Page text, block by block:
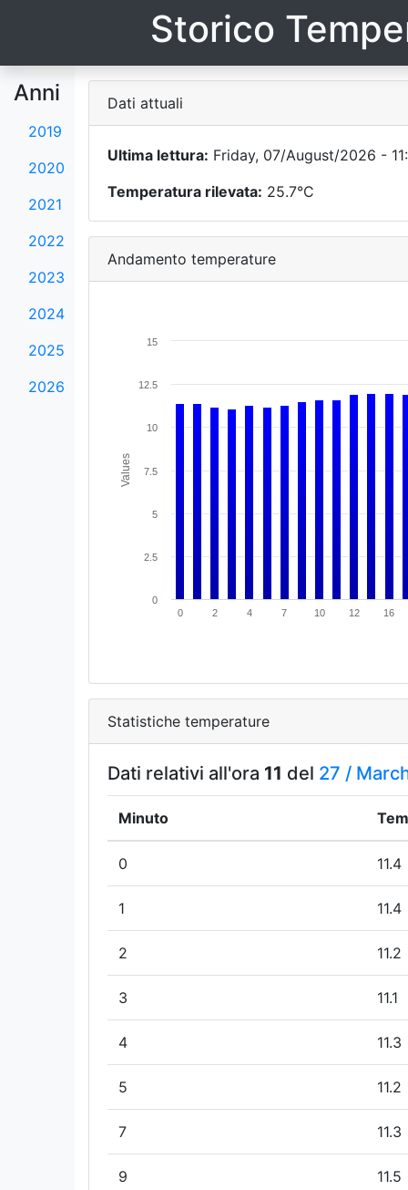
Storico
Anni
2019
2020
2021
2022
2023
2024
2025
2026
Dati attuali
Ultima lettura: Friday, 07/August/2026 -
Temperatura rilevata: 25.7°C
Andamento temperature
Values
0 2 4 7 10 12 16
0
2.5
5
7.5
10
12.5
15
Statistiche temperature
Dati relativi all'ora 11 del 27 /
Minuto
0 11.4
1 11.4
2 11.2
3 11.1
4 11.3
5 11.2
7 11.3
9 11.5